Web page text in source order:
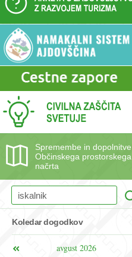
Spremembe in dopolnitve
Občinskega prostorskega
načrta
Koledar dogodkov
avgust 2026